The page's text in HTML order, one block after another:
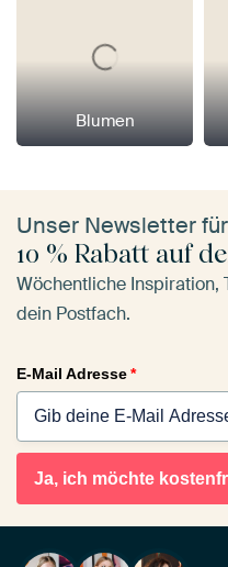
Blumen
Unser Newsletter
10 % Rabatt auf
Wöchentliche Inspiration,
dein Postfach.
E-Mail Adresse*
Ja, ich möchte